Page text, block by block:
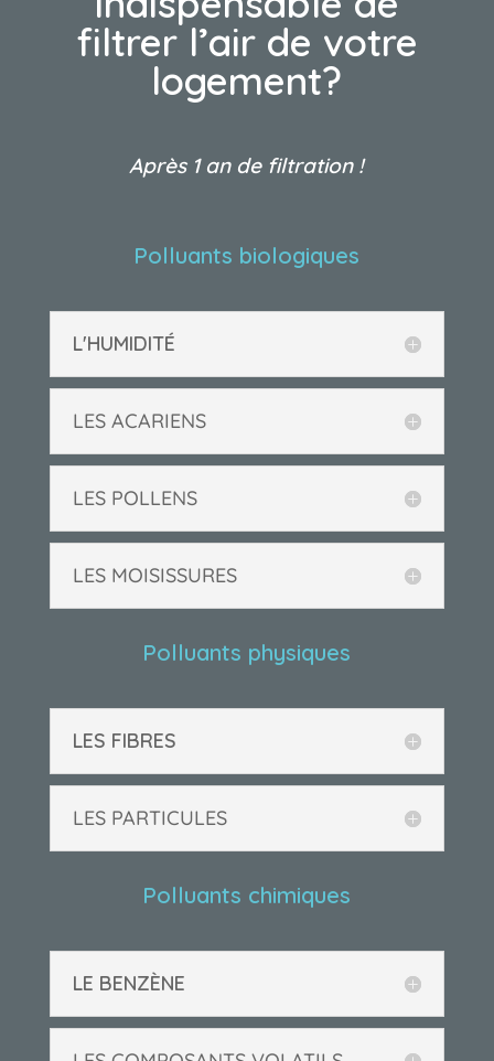
filtrer l’air de votre
logement?
Après 1 an de filtration !
Polluants biologiques
L'HUMIDITÉ
LES ACARIENS
LES POLLENS
LES MOISISSURES
Polluants physiques
LES FIBRES
LES PARTICULES
Polluants chimiques
LE BENZÈNE